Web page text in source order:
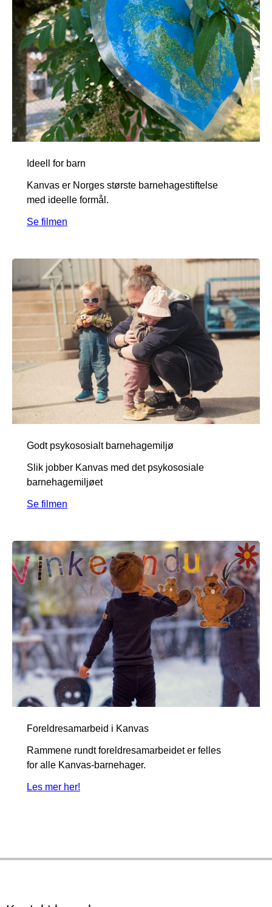
Ideell for barn
Kanvas er Norges største barnehagestiftelse
med ideelle formål.
Se filmen
Godt psykososialt barnehagemiljø
Slik jobber Kanvas med det psykososiale
barnehagemiljøet
Se filmen
Foreldresamarbeid i Kanvas
Rammene rundt foreldresamarbeidet er felles
for alle Kanvas-barnehager.
Les mer her!